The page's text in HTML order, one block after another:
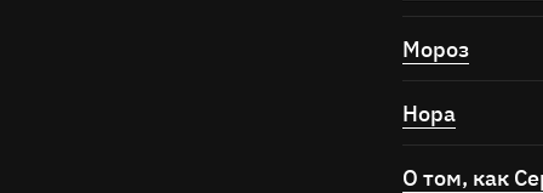
Мороз
Нора
О том, как